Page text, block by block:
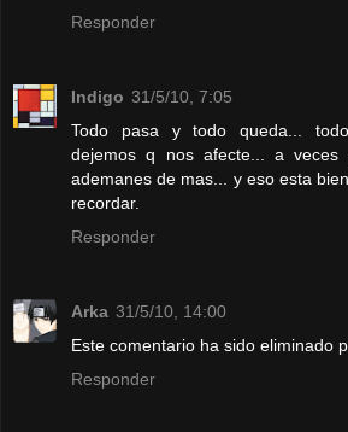
Responder
Indigo 31/5/10, 7:05
Todo pasa y todo queda...
dejemos q nos afecte... a veces
ademanes de mas... y eso esta
recordar.
Responder
Arka 31/5/10, 14:00
Este comentario ha sido eliminado
Responder